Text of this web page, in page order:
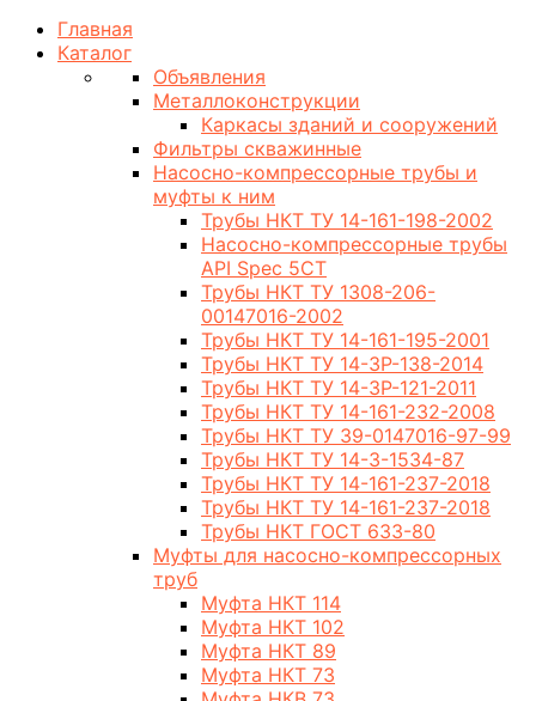
Главная
Каталог
Объявления
Металлоконструкции
Каркасы зданий и сооружений
Фильтры скважинные
Насосно-компрессорные трубы и
муфты к ним
Трубы НКТ ТУ 14-161-198-2002
Насосно-компрессорные трубы
API Spec 5CT
Трубы НКТ ТУ 1308-206-
00147016-2002
Трубы НКТ ТУ 14-161-195-2001
Трубы НКТ ТУ 14-3Р-138-2014
Трубы НКТ ТУ 14-3Р-121-2011
Трубы НКТ ТУ 14-161-232-2008
Трубы НКТ ТУ 39-0147016-97-99
Трубы НКТ ТУ 14-3-1534-87
Трубы НКТ ТУ 14-161-237-2018
Трубы НКТ ТУ 14-161-237-2018
Трубы НКТ ГОСТ 633-80
Муфты для насосно-компрессорных
труб
Муфта НКТ 114
Муфта НКТ 102
Муфта НКТ 89
Муфта НКТ 73